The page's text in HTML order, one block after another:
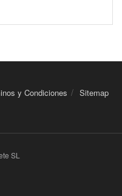
y Condiciones Sitemap
SL